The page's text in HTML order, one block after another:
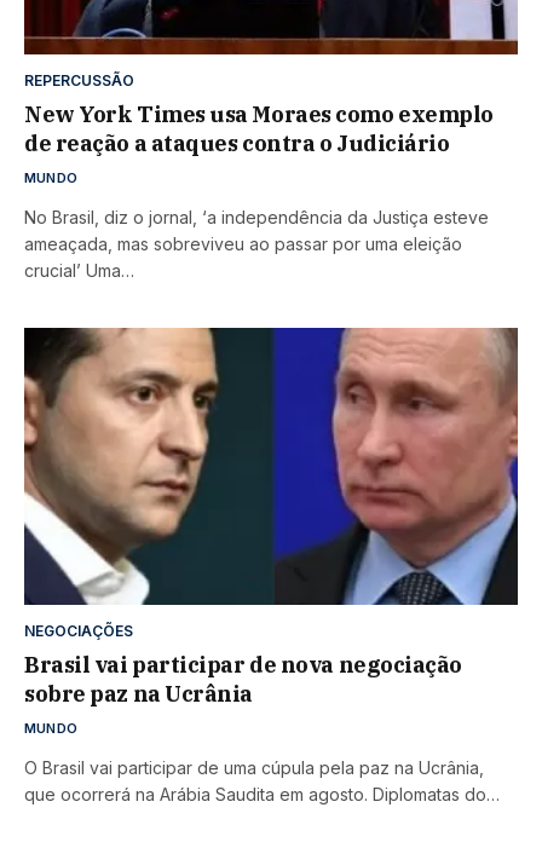
REPERCUSSÃO
New York Times usa Moraes como exemplo
de reação a ataques contra o Judiciário
MUNDO
No Brasil, diz o jornal, ‘a independência da Justiça esteve
ameaçada, mas sobreviveu ao passar por uma eleição
crucial’ Uma…
NEGOCIAÇÕES
Brasil vai participar de nova negociação
sobre paz na Ucrânia
MUNDO
O Brasil vai participar de uma cúpula pela paz na Ucrânia,
que ocorrerá na Arábia Saudita em agosto. Diplomatas do…